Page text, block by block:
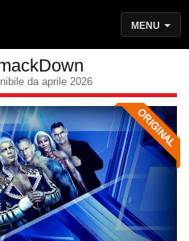
MENU
da aprile 2026